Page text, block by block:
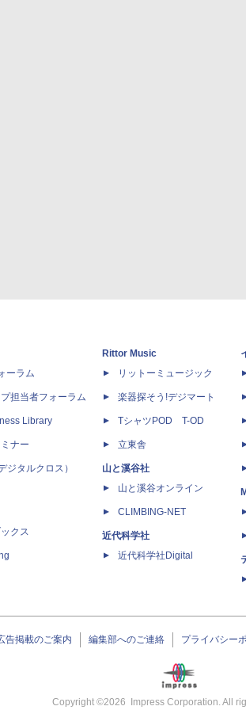
ーラム
担当者フォーラム
Library
ナー
ジタルクロス）
クス
Rittor Music
リットーミュージック
楽器探そう!デジマート
TシャツPOD T-OD
立東舎
山と溪谷社
山と溪谷オンライン
CLIMBING-NET
近代科学社
近代科学社Digital
告掲載のご案内 編集部へのご連絡 プライバシー
Copyright ©2026 Impress Corporation. All